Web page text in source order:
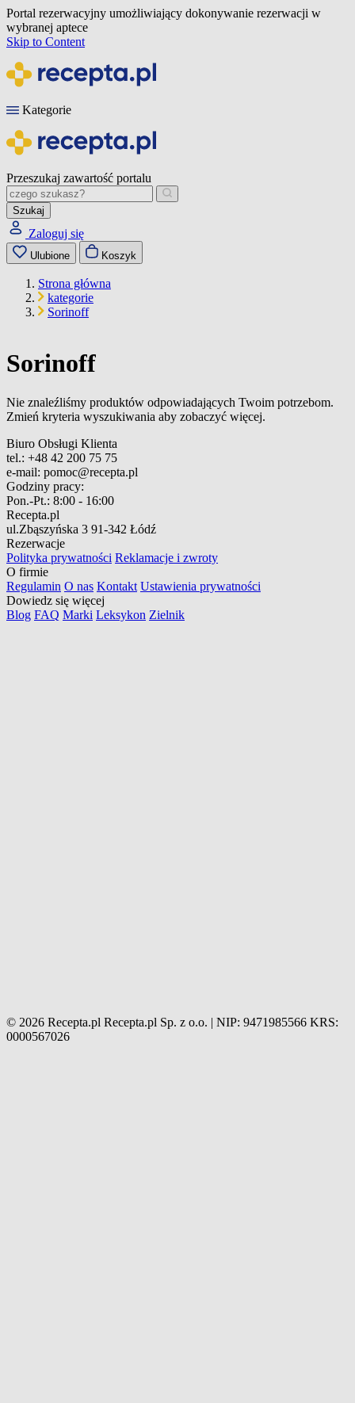
Portal rezerwacyjny umożliwiający dokonywanie rezerwacji w
wybranej aptece
Skip to Content
Kategorie
Przeszukaj zawartość portalu
Szukaj
Zaloguj się
Ulubione Koszyk
Strona główna
kategorie
Sorinoff
Sorinoff
Nie znaleźliśmy produktów odpowiadających Twoim potrzebom.
Zmień kryteria wyszukiwania aby zobaczyć więcej.
Biuro Obsługi Klienta
tel.: +48 42 200 75 75
e-mail: pomoc@recepta.pl
Godziny pracy:
Pon.-Pt.: 8:00 - 16:00
Recepta.pl
ul.Zbąszyńska 3 91-342 Łódź
Rezerwacje
Polityka prywatności Reklamacje i zwroty
O firmie
Regulamin O nas Kontakt Ustawienia prywatności
Dowiedz się więcej
Blog FAQ Marki Leksykon Zielnik
© 2026 Recepta.pl Recepta.pl Sp. z o.o. | NIP: 9471985566 KRS:
0000567026